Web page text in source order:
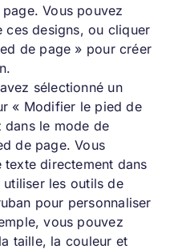
Vous pouvez
ces designs, ou cliquer
de page » pour créer
sélectionné un
« Modifier le pied de
dans le mode de
de page. Vous
directement dans
les outils de
pour personnaliser
vous pouvez
taille, la couleur et